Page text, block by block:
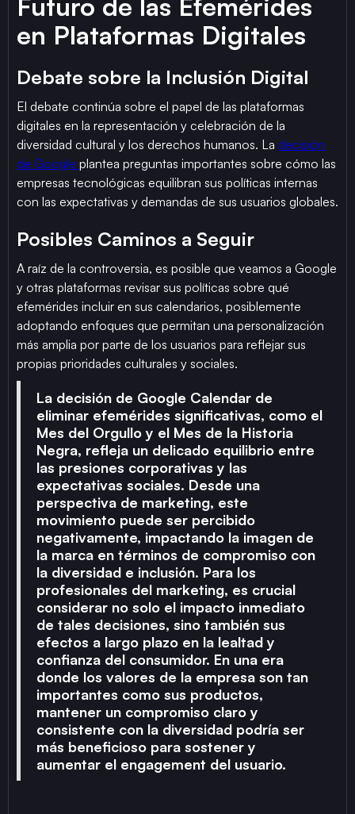
en Plataformas Digitales
Debate sobre la Inclusión Digital
El debate continúa sobre el papel de las plataformas
digitales en la representación y celebración de la
diversidad cultural y los derechos humanos. La decisión
de Google plantea preguntas importantes sobre cómo las
empresas tecnológicas equilibran sus políticas internas
con las expectativas y demandas de sus usuarios globales.
Posibles Caminos a Seguir
A raíz de la controversia, es posible que veamos a Google
y otras plataformas revisar sus políticas sobre qué
efemérides incluir en sus calendarios, posiblemente
adoptando enfoques que permitan una personalización
más amplia por parte de los usuarios para reflejar sus
propias prioridades culturales y sociales.
La decisión de Google Calendar de
eliminar efemérides significativas, como el
Mes del Orgullo y el Mes de la Historia
Negra, refleja un delicado equilibrio entre
las presiones corporativas y las
expectativas sociales. Desde una
perspectiva de marketing, este
movimiento puede ser percibido
negativamente, impactando la imagen de
la marca en términos de compromiso con
la diversidad e inclusión. Para los
profesionales del marketing, es crucial
considerar no solo el impacto inmediato
de tales decisiones, sino también sus
efectos a largo plazo en la lealtad y
confianza del consumidor. En una era
donde los valores de la empresa son tan
importantes como sus productos,
mantener un compromiso claro y
consistente con la diversidad podría ser
más beneficioso para sostener y
aumentar el engagement del usuario.